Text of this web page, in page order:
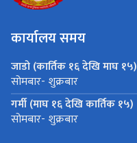
कार्यालय समय
जाडो (कार्तिक १६ देखि माघ १५)
सोमबार- शुक्रबार
गर्मी (माघ १६ देखि कार्तिक १५)
सोमबार- शुक्रबार